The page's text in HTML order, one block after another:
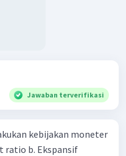
Jawaban terverifikasi
kebijakan moneter
ratio b. Ekspansif